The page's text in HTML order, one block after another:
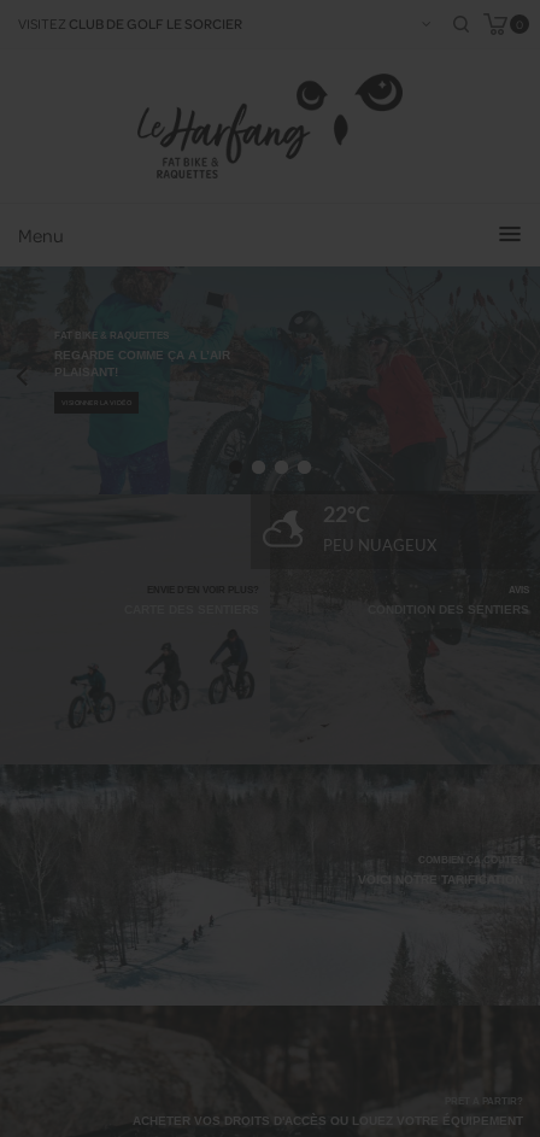
VISITEZ CLUB DE GOLF LE SORCIER 0
Menu
FAT BIKE & RAQUETTES
REGARDE COMME ÇA A L’AIR
PLAISANT!
VISIONNER LA VIDÉO
22°C
PEU NUAGEUX
AVIS
CONDITION DES SENTIERS
COMBIEN ÇA COÛTE?
VOICI NOTRE TARIFICATION
PRÊT À PARTIR?
ACHETER VOS DROITS D'ACCÈS OU LOUEZ VOTRE ÉQUIPEMENT